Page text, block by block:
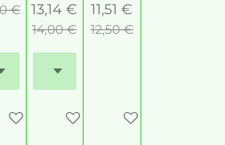
panier
€
au panier
13,14 €
14,00 €
Ajouter au panier
11,51 €
12,50 €
M'avertir si